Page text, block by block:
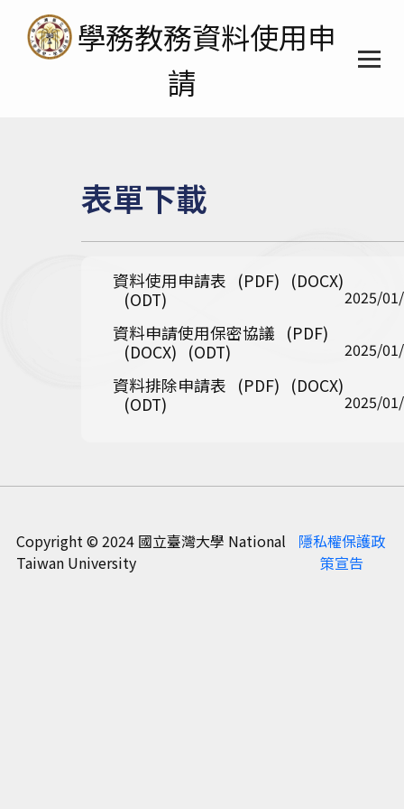
學務教務資料使用申
請
公告訊息
相關法規
表單下載
資料範圍
相關連結
表單下載
資料使用申請表 (PDF) (DOCX)
(ODT)
2025/
資料申請使用保密協議 (PDF)
(DOCX) (ODT) 2025/
資料排除申請表 (PDF) (DOCX)
(ODT)
2025/
Copyright © 2024 國立臺灣大學 National
Taiwan University
隱私權保護政
策宣告